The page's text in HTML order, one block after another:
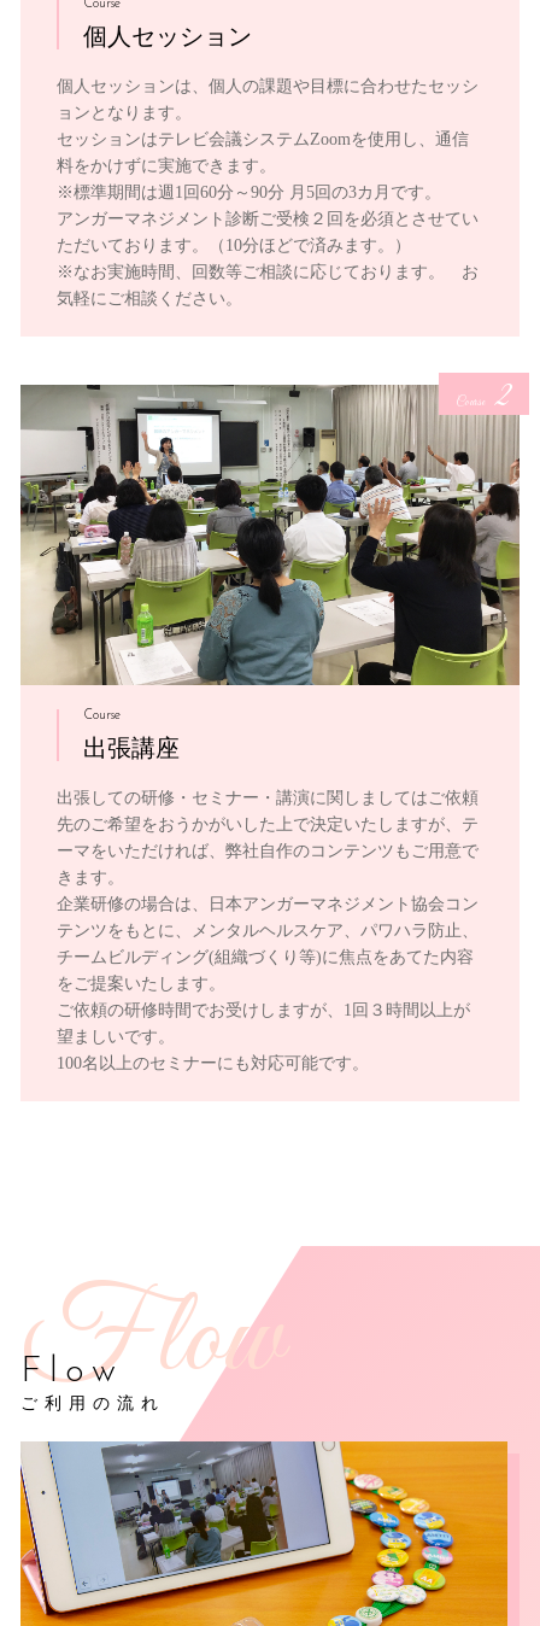
Course
個人セッション
個人セッションは、個人の課題や目標に合わせたセッシ
ョンとなります。
セッションはテレビ会議システムZoomを使用し、通信
料をかけずに実施できます。
※標準期間は週1回60分～90分 月5回の3カ月です。
アンガーマネジメント診断ご受検２回を必須とさせてい
ただいております。（10分ほどで済みます。）
※なお実施時間、回数等ご相談に応じております。 お
気軽にご相談ください。
Course 2
Course
出張講座
出張しての研修・セミナー・講演に関しましてはご依頼
先のご希望をおうかがいした上で決定いたしますが、テ
ーマをいただければ、弊社自作のコンテンツもご用意で
きます。
企業研修の場合は、日本アンガーマネジメント協会コン
テンツをもとに、メンタルヘルスケア、パワハラ防止、
チームビルディング(組織づくり等)に焦点をあてた内容
をご提案いたします。
ご依頼の研修時間でお受けしますが、1回３時間以上が
望ましいです。
100名以上のセミナーにも対応可能です。
Flow
ご利用の流れ